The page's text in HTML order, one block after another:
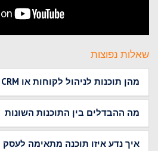
שאלות נפוצות
מהן תוכנות לניהול לקוחות או CRM
מה ההבדלים בין התוכנות השונות
איך נדע איזו תוכנה מתאימה לעסק